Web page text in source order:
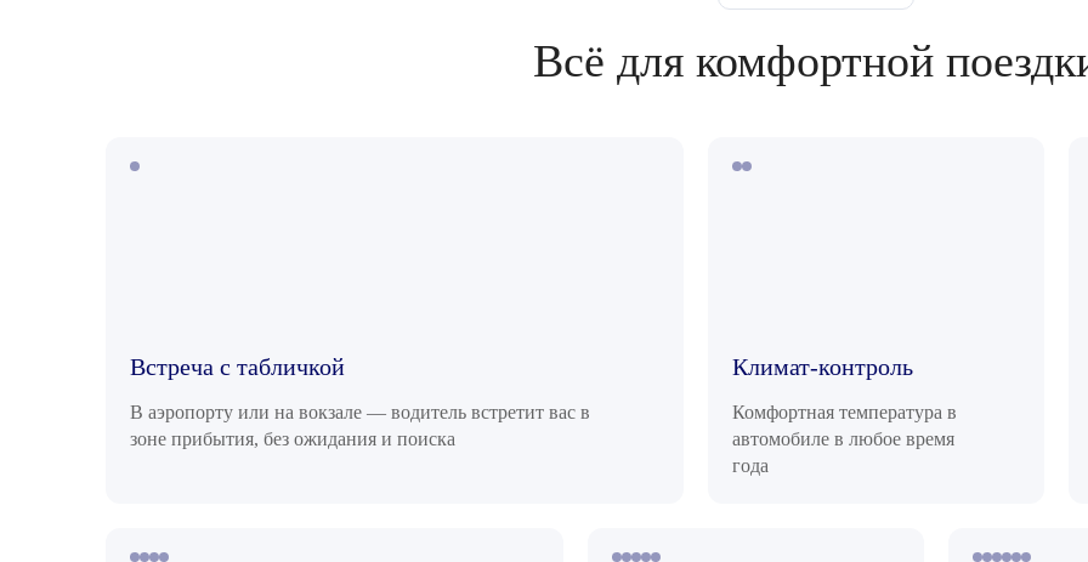
Всё для комфортной
Встреча с табличкой
В аэропорту или на вокзале — водитель встретит вас в
зоне прибытия, без ожидания и поиска
Климат-контроль
Комфортная температура в
автомобиле в любое время
года